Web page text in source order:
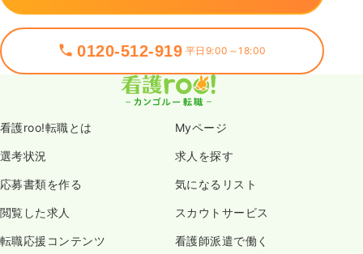
0120-512-919 平日9:00～18:00
看護roo!転職とは Myページ
選考状況 求人を探す
応募書類を作る 気になるリスト
閲覧した求人 スカウトサービス
転職応援コンテンツ 看護師派遣で働く